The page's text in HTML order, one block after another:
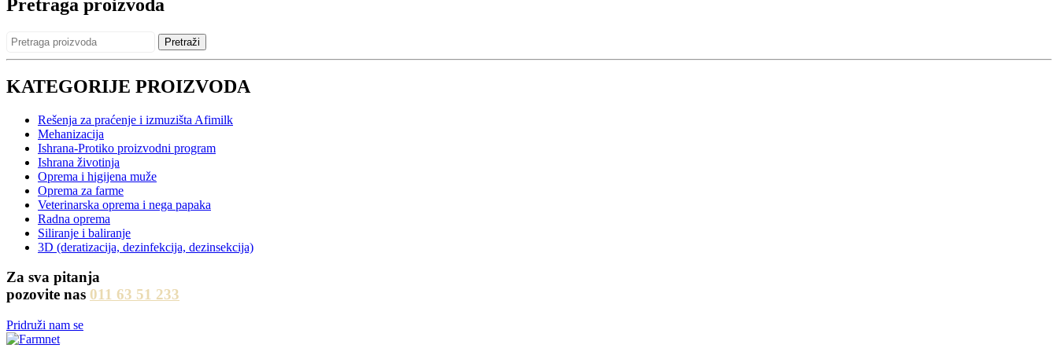
Pretraga proizvoda
Pretraži
KATEGORIJE PROIZVODA
Rešenja za praćenje i izmuzišta Afimilk
Mehanizacija
Ishrana-Protiko proizvodni program
Ishrana životinja
Oprema i higijena muže
Oprema za farme
Veterinarska oprema i nega papaka
Radna oprema
Siliranje i baliranje
3D (deratizacija, dezinfekcija, dezinsekcija)
Za sva pitanja
pozovite nas 011 63 51 233
Pridruži nam se